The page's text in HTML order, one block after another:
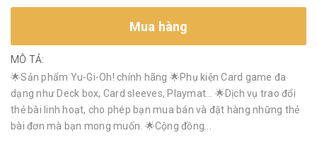
Mua hàng
MÔ TẢ:
🌟Sản phẩm Yu-Gi-Oh! chính hãng 🌟Phụ kiện Card game đa
dạng như Deck box, Card sleeves, Playmat… 🌟Dịch vụ trao đổi
thẻ bài linh hoạt, cho phép bạn mua bán và đặt hàng những thẻ
bài đơn mà bạn mong muốn. 🌟Cộng đồng...